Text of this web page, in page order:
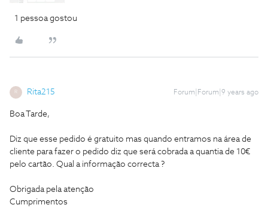
1 pessoa gostou
R Rita215 Forum|Forum|9 years ago
Boa Tarde,
Diz que esse pedido é gratuito mas quando entramos na área de
cliente para fazer o pedido diz que será cobrada a quantia de 10€
pelo cartão. Qual a informação correcta ?
Obrigada pela atenção
Cumprimentos